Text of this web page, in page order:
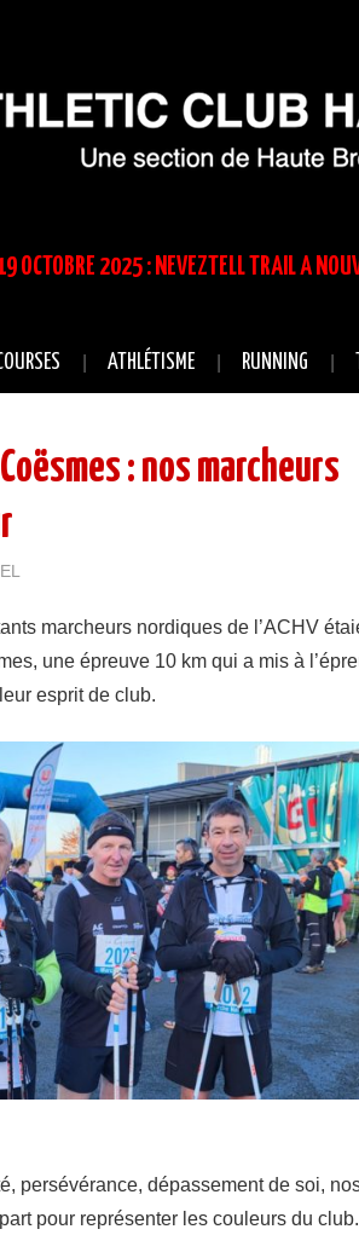
OCTOBRE 2025 : NEVEZTELL TRAIL A
ATHLÉTISME RUNNING
: nos marcheurs
marcheurs nordiques de l’ACHV
une épreuve 10 km qui a mis à
esprit de club.
persévérance, dépassement de soi,
pour représenter les couleurs du club.